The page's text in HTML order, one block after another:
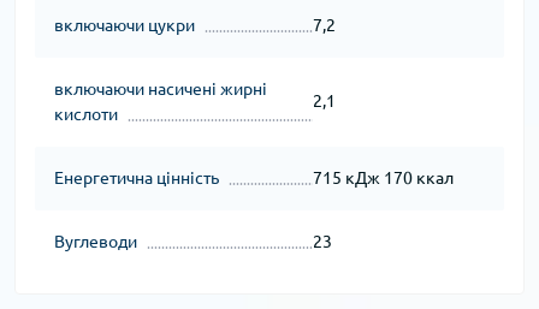
включаючи цукри 7,2
включаючи насичені жирні
кислоти
2,1
Енергетична цінність 715 кДж 170 ккал
Вуглеводи 23